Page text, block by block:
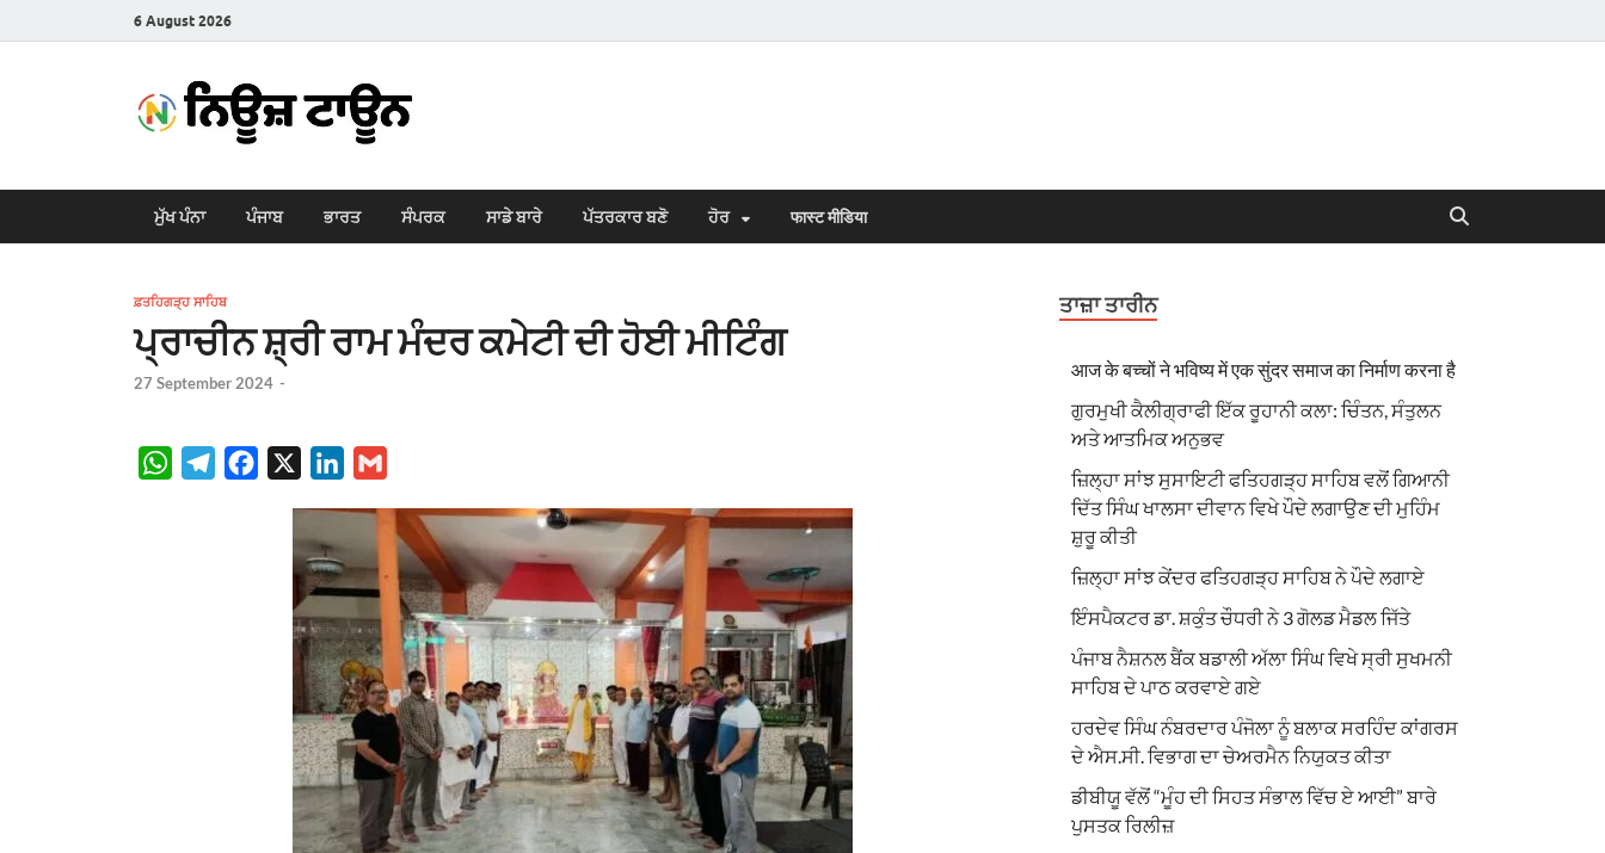
6 August 2026
ਮੁੱਖ ਪੰਨਾ ਪੰਜਾਬ ਭਾਰਤ ਸੰਪਰਕ ਸਾਡੇ ਬਾਰੇ ਪੱਤਰਕਾਰ ਬਣੋ ਹੋਰ फास्ट मीडिया
ਫ਼ਤਹਿਗੜ੍ਹ ਸਾਹਿਬ
ਪ੍ਰਾਚੀਨ ਸ਼੍ਰੀ ਰਾਮ ਮੰਦਰ ਕਮੇਟੀ ਦੀ ਹੋਈ ਮੀਟਿੰਗ
27 September 2024 -
W
k
e
d
I
n
a
ਤਾਜ਼ਾ ਤਾਰੀਨ
आज के बच्चों ने भविष्य में एक सुंदर समाज का निर्माण करना है
ਗੁਰਮੁਖੀ ਕੈਲੀਗ੍ਰਾਫੀ ਇੱਕ ਰੂਹਾਨੀ ਕਲਾ: ਚਿੰਤਨ, ਸੰਤੁਲਨ
ਅਤੇ ਆਤਮਿਕ ਅਨੁਭਵ
ਜ਼ਿਲ੍ਹਾ ਸਾਂਝ ਸੁਸਾਇਟੀ ਫਤਿਹਗੜ੍ਹ ਸਾਹਿਬ ਵਲੋਂ ਗਿਆਨੀ
ਦਿੱਤ ਸਿੰਘ ਖਾਲਸਾ ਦੀਵਾਨ ਵਿਖੇ ਪੌਦੇ ਲਗਾਉਣ ਦੀ ਮੁਹਿੰਮ
ਸ਼ੁਰੂ ਕੀਤੀ
ਜ਼ਿਲ੍ਹਾ ਸਾਂਝ ਕੇਂਦਰ ਫਤਿਹਗੜ੍ਹ ਸਾਹਿਬ ਨੇ ਪੌਦੇ ਲਗਾਏ
ਇੰਸਪੈਕਟਰ ਡਾ. ਸ਼ਕੁੰਤ ਚੌਧਰੀ ਨੇ 3 ਗੋਲਡ ਮੈਡਲ ਜਿੱਤੇ
ਪੰਜਾਬ ਨੈਸ਼ਨਲ ਬੈਂਕ ਬਡਾਲੀ ਅੱਲਾ ਸਿੰਘ ਵਿਖੇ ਸ੍ਰੀ ਸੁਖਮਨੀ
ਸਾਹਿਬ ਦੇ ਪਾਠ ਕਰਵਾਏ ਗਏ
ਹਰਦੇਵ ਸਿੰਘ ਨੰਬਰਦਾਰ ਪੰਜੋਲਾ ਨੂੰ ਬਲਾਕ ਸਰਹਿੰਦ ਕਾਂਗਰਸ
ਦੇ ਐਸ.ਸੀ. ਵਿਭਾਗ ਦਾ ਚੇਅਰਮੈਨ ਨਿਯੁਕਤ ਕੀਤਾ
ਡੀਬੀਯੂ ਵੱਲੋਂ “ਮੂੰਹ ਦੀ ਸਿਹਤ ਸੰਭਾਲ ਵਿੱਚ ਏ ਆਈ” ਬਾਰੇ
ਪੁਸਤਕ ਰਿਲੀਜ਼